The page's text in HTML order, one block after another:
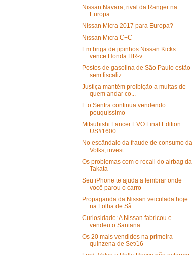
Nissan Navara, rival da Ranger na
Europa
Nissan Micra 2017 para Europa?
Nissan Micra C+C
Em briga de jipinhos Nissan Kicks
vence Honda HR-v
Postos de gasolina de São Paulo estão
sem fiscaliz...
Justiça mantém proibição a multas de
quem andar co...
E o Sentra continua vendendo
pouquíssimo
Mitsubishi Lancer EVO Final Edition
US#1600
No escândalo da fraude de consumo da
Volks, invest...
Os problemas com o recall do airbag da
Takata
Seu iPhone te ajuda a lembrar onde
você parou o carro
Propaganda da Nissan veiculada hoje
na Folha de Sã...
Curiosidade: A Nissan fabricou e
vendeu o Santana ...
Os 20 mais vendidos na primeira
quinzena de Set/16